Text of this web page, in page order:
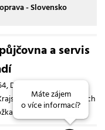
- Slovensko
a servis
DIČ: CZ26086654
soudem v Českých
13193
Máte zájem
o více informací?